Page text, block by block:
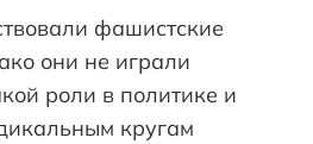
фашистские
они не играли
роли в политике и
кругам